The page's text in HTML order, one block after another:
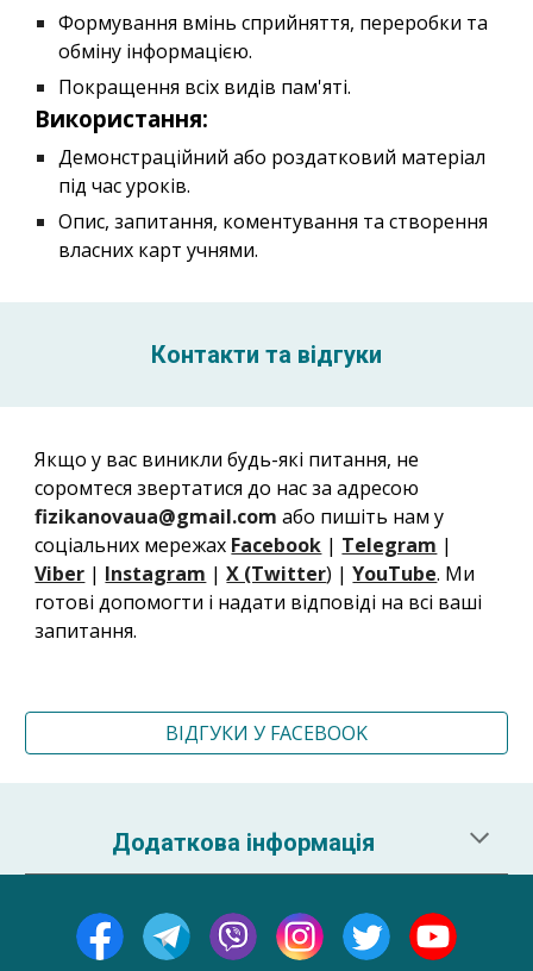
Формування вмінь сприйняття, переробки та
обміну інформацією.
Покращення всіх видів пам'яті.
Використання:
Демонстраційний або роздатковий матеріал
під час уроків.
Опис, запитання, коментування та створення
власних карт учнями.
Контакти та відгуки
Якщо у вас виникли будь-які питання, не
соромтеся звертатися до нас за адресою
fizikanovaua@gmail.com або пишіть нам у
соціальних мережах Facebook | Telegram |
Viber | Instagram | X (Twitter) | YouTube. Ми
готові допомогти і надати відповіді на всі ваші
запитання.
ВІДГУКИ У FACEBOOK
Додаткова інформація